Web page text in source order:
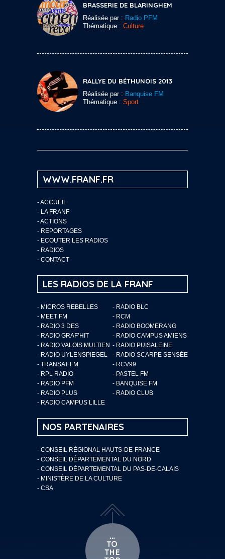
BRASSERIE DE BLARINGHEM
Réalisée par : Radio PFM
Thématique : Culture
RALLYE DU BÉTHUNOIS 2013
Réalisée par : Banquise FM
Thématique : Sport
WWW.FRANF.FR
-ACCUEIL
- LA FRANF
-ACTIONS
- REPORTAGES
- ECOUTER LES RADIOS
- RADIOS
- CONTACT
LES RADIOS DE LA FRANF
- MICROS REBELLES
- RADIO BLC
- MEET FM
- RCM
- RADIO 3 DES
- RADIO BOOMERANG
- RADIO GRAF’HIT
- RADIO CAMPUS AMIENS
- RADIO VALOIS MULTIEN - RADIO PUISALEINE
- RADIO UYLENSPIEGEL
- RADIO SCARPE SENSÉE
- TRANSAT FM
- RCV99
- RPL RADIO
- PASTEL FM
- RADIO PFM
- BANQUISE FM
- RADIO PLUS
- RADIO CLUB
- RADIO CAMPUS LILLE
NOS PARTENAIRES
- CONSEIL RÉGIONAL HAUTS-DE-FRANCE
- CONSEIL DÉPARTEMENTAL DU NORD
- CONSEIL DÉPARTEMENTAL DU PAS-DE-CALAIS
- MINISTÈRE DE LA CULTURE
- CSA